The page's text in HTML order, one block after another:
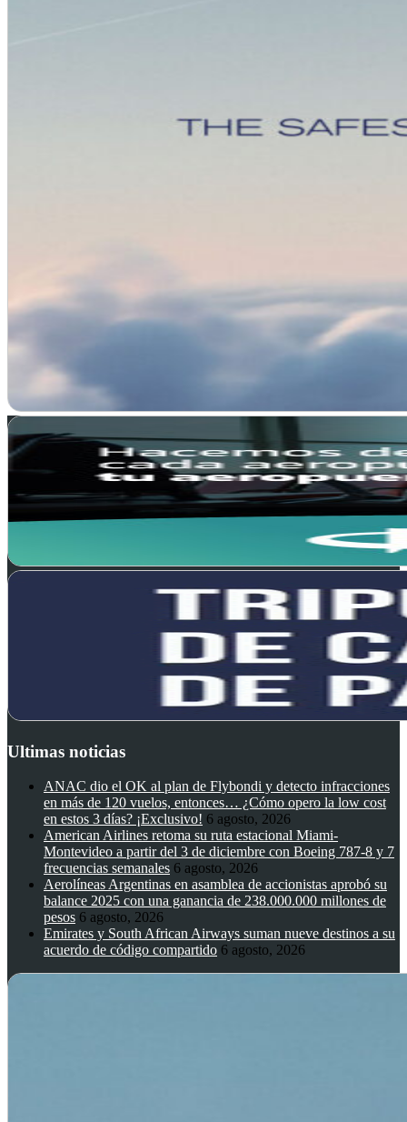
Ultimas noticias
ANAC dio el OK al plan de Flybondi y detecto infracciones
en más de 120 vuelos, entonces… ¿Cómo opero la low cost
en estos 3 días? ¡Exclusivo! 6 agosto, 2026
American Airlines retoma su ruta estacional Miami-
Montevideo a partir del 3 de diciembre con Boeing 787-8 y 7
frecuencias semanales 6 agosto, 2026
Aerolíneas Argentinas en asamblea de accionistas aprobó su
balance 2025 con una ganancia de 238.000.000 millones de
pesos 6 agosto, 2026
Emirates y South African Airways suman nueve destinos a su
acuerdo de código compartido 6 agosto, 2026